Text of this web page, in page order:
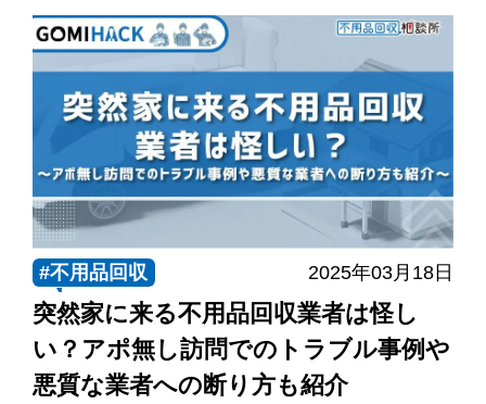
不用品回収相談所TOP
当社について
サービス
料金
対応エリア
#不用品回収 2025年03月18日
突然家に来る不用品回収業者は怪し
い？アポ無し訪問でのトラブル事例や
悪質な業者への断り方も紹介